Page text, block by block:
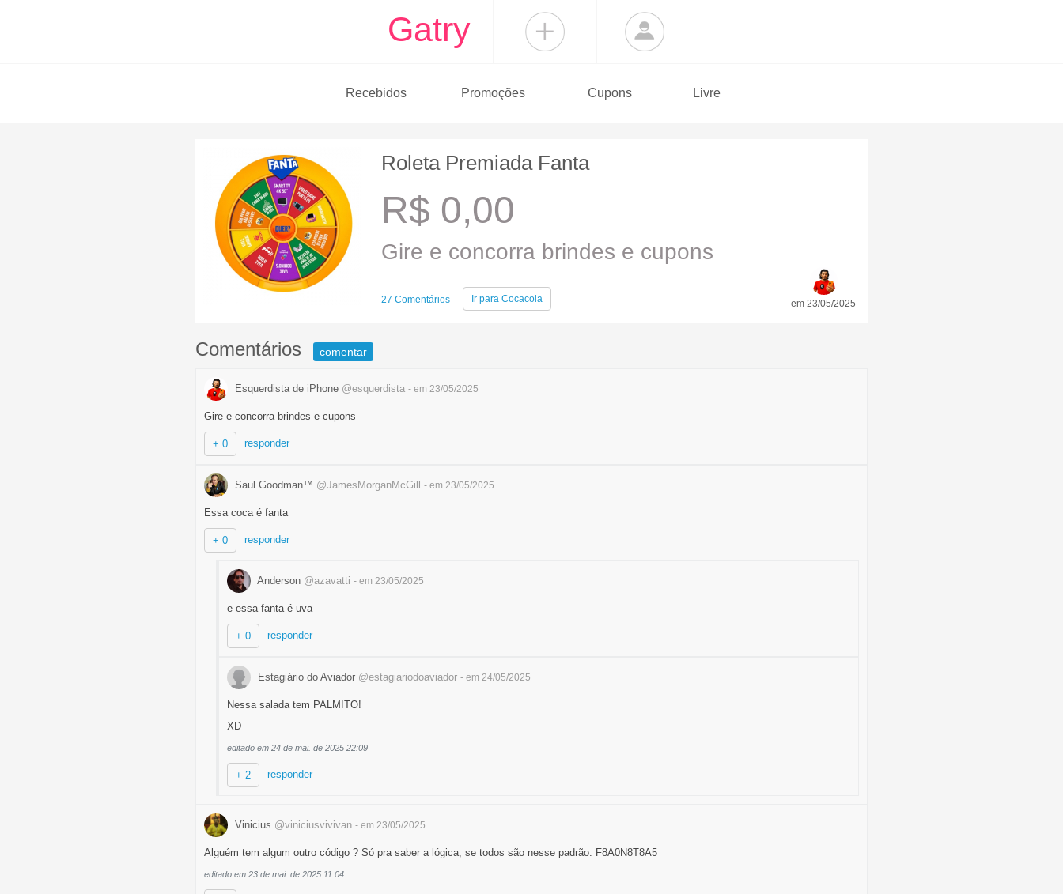
Gatry
Recebidos Promoções Cupons Livre
Roleta Premiada Fanta
R$ 0,00
Gire e concorra brindes e cupons
27 Comentários Ir para Cocacola em 23/05/2025
Comentários comentar
Esquerdista de iPhone @esquerdista - em 23/05/2025
Gire e concorra brindes e cupons
+ 0 responder
Saul Goodman™ @JamesMorganMcGill - em 23/05/2025
Essa coca é fanta
+ 0 responder
Anderson @azavatti - em 23/05/2025
e essa fanta é uva
+ 0 responder
Estagiário do Aviador @estagiariodoaviador - em 24/05/2025
Nessa salada tem PALMITO!
XD
editado em 24 de mai. de 2025 22:09
+ 2 responder
Vinicius @viniciusvivivan - em 23/05/2025
Alguém tem algum outro código ? Só pra saber a lógica, se todos são nesse padrão: F8A0N8T8A5
editado em 23 de mai. de 2025 11:04